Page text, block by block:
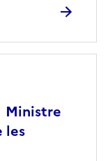
Ministre
les